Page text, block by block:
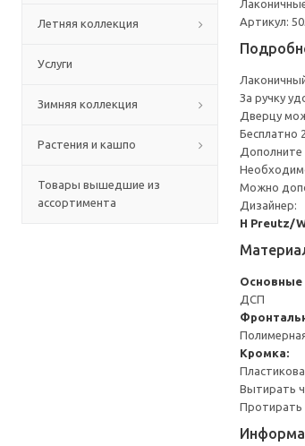
Летняя коллекция
Услуги
Зимняя коллекция
Растения и кашпо
Товары вышедшие из
ассортимента
Артикул:
За ручку
Дверцу
Бесплатно
Дополните
Можно
Дизайнер:
H Preutz/
Основные
ДСП
Кромка:
Вытирать
Протирать